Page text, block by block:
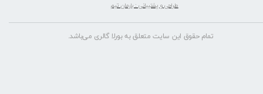
تمام حقوق این سایت متعلق به بورلا گالری می‌باشد.
طراحی و پشتیبانی : بارمان تیم